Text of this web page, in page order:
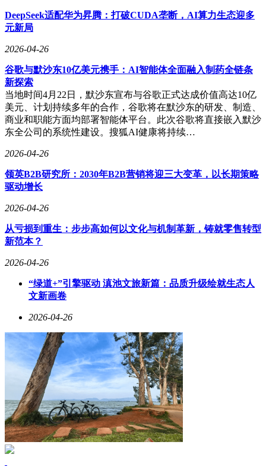
DeepSeek适配华为昇腾：打破CUDA垄断，AI算力生态迎多
元新局
2026-04-26
谷歌与默沙东10亿美元携手：AI智能体全面融入制药全链条
新探索
当地时间4月22日，默沙东宣布与谷歌正式达成价值高达10亿
美元、计划持续多年的合作，谷歌将在默沙东的研发、制造、
商业和职能方面均部署智能体平台。此次谷歌将直接嵌入默沙
东全公司的系统性建设。搜狐AI健康将持续…
2026-04-26
领英B2B研究所：2030年B2B营销将迎三大变革，以长期策略
驱动增长
2026-04-26
从亏损到重生：步步高如何以文化与机制革新，铸就零售转型
新范本？
2026-04-26
“绿道+”引擎驱动 滇池文旅新篇：品质升级绘就生态人
文新画卷
2026-04-26